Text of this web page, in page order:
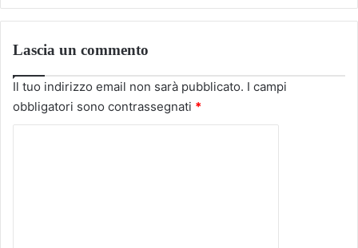
Lascia un commento
Il tuo indirizzo email non sarà pubblicato. I campi
obbligatori sono contrassegnati *